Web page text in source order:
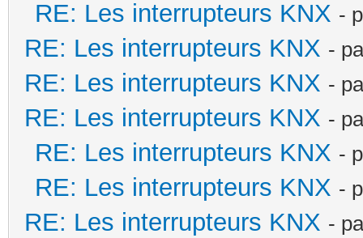
RE: Les interrupteurs KNX -
RE: Les interrupteurs KNX -
RE: Les interrupteurs KNX -
RE: Les interrupteurs KNX -
RE: Les interrupteurs KNX -
RE: Les interrupteurs KNX -
RE: Les interrupteurs KNX -